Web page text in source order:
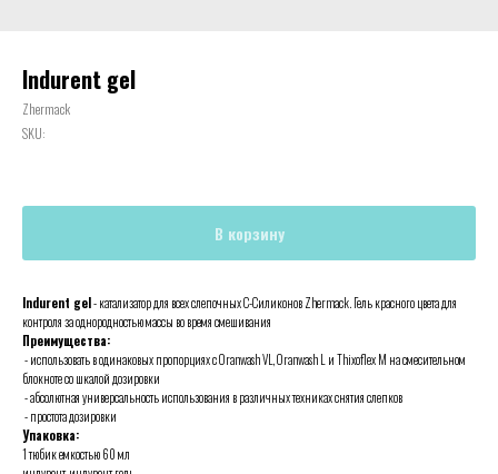
Indurent gel
Zhermack
SKU:
В корзину
Indurent gel- катализатор для всех слепочных С-Силиконов Zhermack. Гель красного цвета для
контроля за однородностью массы во время смешивания
Преимущества:
- использовать в одинаковых пропорциях с Oranwash VL, Oranwash L и Thixoflex M на смесительном
блокноте со шкалой дозировки
- абсолютная универсальность использования в различных техниках снятия слепков
- простота дозировки
Упаковка:
1 тюбик емкостью 60 мл